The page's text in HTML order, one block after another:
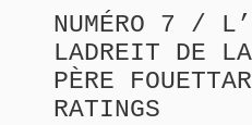
NUMÉRO 7 /
LADREIT DE
PÈRE
RATINGS